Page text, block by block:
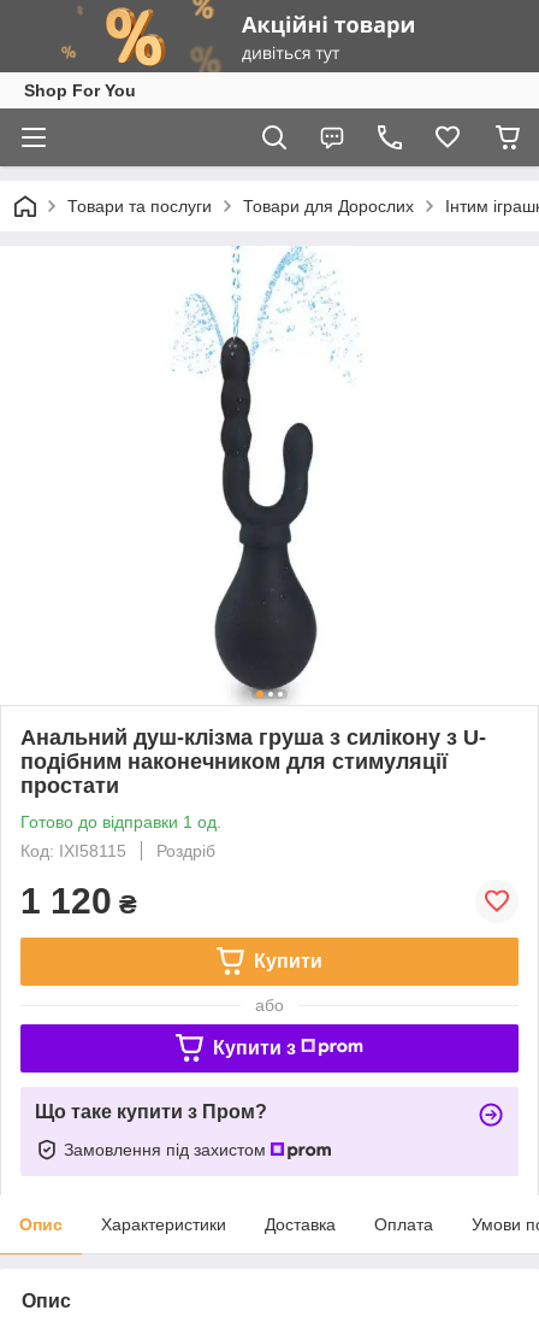
Shop For You
Товари та послуги Товари для Дорослих Інтим
Анальний душ-клізма груша з силікону з U-
подібним наконечником для стимуляції
простати
Готово до відправки 1 од.
Код: IXI58115
Роздріб
1 120 ₴
Купити
або
Купити з
Що таке купити з Пром?
Замовлення під захистом
Опис Характеристики Доставка Оплата Умови
Опис